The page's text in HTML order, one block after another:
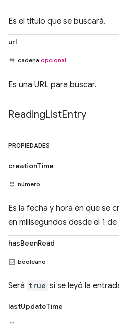
Es el título que se buscará.
url
cadena opcional
Es una URL para buscar.
ReadingListEntry
PROPIEDADES
creationTime
número
Es la fecha y hora en que se
en milisegundos desde el 1
hasBeenRead
booleano
Será true si se leyó la
lastUpdateTime